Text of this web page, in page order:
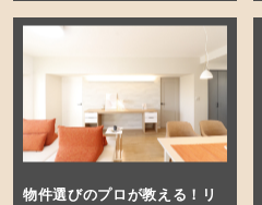
物件選びのプロが教える！リ